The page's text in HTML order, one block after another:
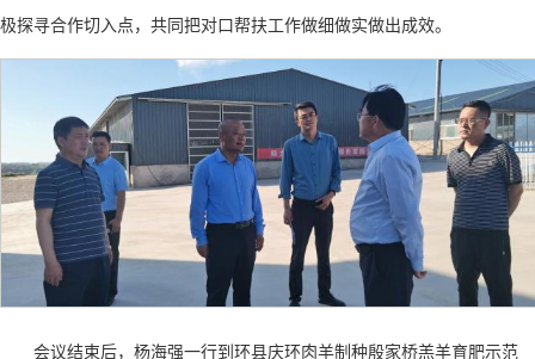
极探寻合作切入点，共同把对口帮扶工作做细做实做出成效。
会议结束后，杨海强一行到环县庆环肉羊制种殷家桥羔羊育肥示范